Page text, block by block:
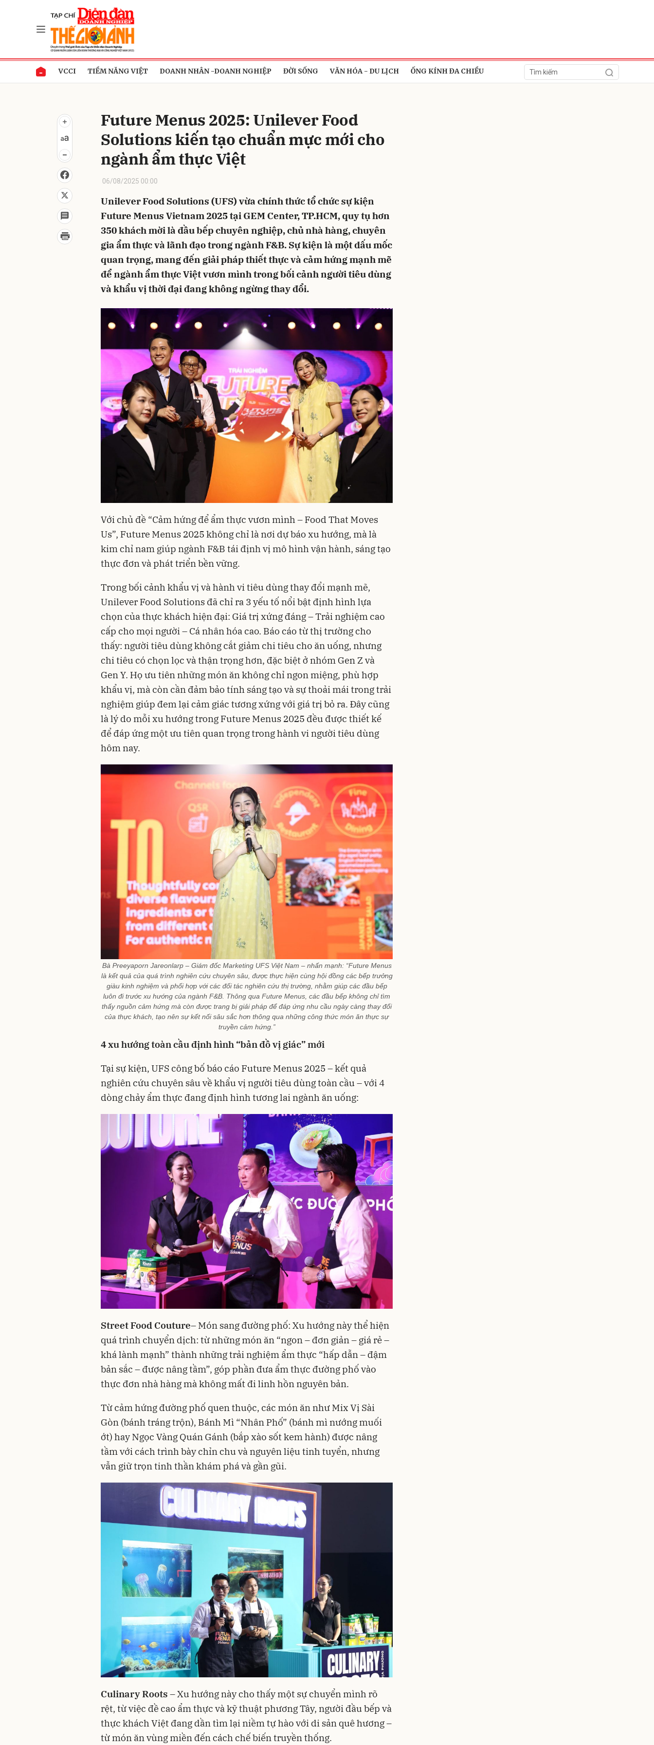
VCCI TIỀM NĂNG VIỆT DOANH NHÂN -DOANH NGHIỆP ĐỜI SỐNG VĂN HÓA - DU LỊCH ỐNG KÍNH ĐA CHIỀU
Future Menus 2025: Unilever Food
Solutions kiến tạo chuẩn mực mới cho
ngành ẩm thực Việt
06/08/2025 00:00
Unilever Food Solutions (UFS) vừa chính thức tổ chức sự kiện
Future Menus Vietnam 2025 tại GEM Center, TP.HCM, quy tụ hơn
350 khách mời là đầu bếp chuyên nghiệp, chủ nhà hàng, chuyên
gia ẩm thực và lãnh đạo trong ngành F&B. Sự kiện là một dấu mốc
quan trọng, mang đến giải pháp thiết thực và cảm hứng mạnh mẽ
để ngành ẩm thực Việt vươn mình trong bối cảnh người tiêu dùng
và khẩu vị thời đại đang không ngừng thay đổi.
Với chủ đề “Cảm hứng để ẩm thực vươn mình – Food That Moves
Us”, Future Menus 2025 không chỉ là nơi dự báo xu hướng, mà là
kim chỉ nam giúp ngành F&B tái định vị mô hình vận hành, sáng tạo
thực đơn và phát triển bền vững.
Trong bối cảnh khẩu vị và hành vi tiêu dùng thay đổi mạnh mẽ,
Unilever Food Solutions đã chỉ ra 3 yếu tố nổi bật định hình lựa
chọn của thực khách hiện đại: Giá trị xứng đáng – Trải nghiệm cao
cấp cho mọi người – Cá nhân hóa cao. Báo cáo từ thị trường cho
thấy: người tiêu dùng không cắt giảm chi tiêu cho ăn uống, nhưng
chi tiêu có chọn lọc và thận trọng hơn, đặc biệt ở nhóm Gen Z và
Gen Y. Họ ưu tiên những món ăn không chỉ ngon miệng, phù hợp
khẩu vị, mà còn cần đảm bảo tính sáng tạo và sự thoải mái trong trải
nghiệm giúp đem lại cảm giác tương xứng với giá trị bỏ ra. Đây cũng
là lý do mỗi xu hướng trong Future Menus 2025 đều được thiết kế
để đáp ứng một ưu tiên quan trọng trong hành vi người tiêu dùng
hôm nay.
Bà Preeyaporn Jareonlarp – Giám đốc Marketing UFS Việt Nam – nhấn mạnh: “Future Menus
là kết quả của quá trình nghiên cứu chuyên sâu, được thực hiện cùng hội đồng các bếp trưởng
giàu kinh nghiệm và phối hợp với các đối tác nghiên cứu thị trường, nhằm giúp các đầu bếp
luôn đi trước xu hướng của ngành F&B. Thông qua Future Menus, các đầu bếp không chỉ tìm
thấy nguồn cảm hứng mà còn được trang bị giải pháp để đáp ứng nhu cầu ngày càng thay đổi
của thực khách, tạo nên sự kết nối sâu sắc hơn thông qua những công thức món ăn thực sự
truyền cảm hứng.”
4 xu hướng toàn cầu định hình “bản đồ vị giác” mới
Tại sự kiện, UFS công bố báo cáo Future Menus 2025 – kết quả
nghiên cứu chuyên sâu về khẩu vị người tiêu dùng toàn cầu – với 4
dòng chảy ẩm thực đang định hình tương lai ngành ăn uống:
Street Food Couture– Món sang đường phố: Xu hướng này thể hiện
quá trình chuyển dịch: từ những món ăn “ngon – đơn giản – giá rẻ –
khá lành mạnh” thành những trải nghiệm ẩm thực “hấp dẫn – đậm
bản sắc – được nâng tầm”, góp phần đưa ẩm thực đường phố vào
thực đơn nhà hàng mà không mất đi linh hồn nguyên bản.
Từ cảm hứng đường phố quen thuộc, các món ăn như Mix Vị Sài
Gòn (bánh tráng trộn), Bánh Mì “Nhân Phố” (bánh mì nướng muối
ớt) hay Ngọc Vàng Quán Gánh (bắp xào sốt kem hành) được nâng
tầm với cách trình bày chỉn chu và nguyên liệu tinh tuyển, nhưng
vẫn giữ trọn tinh thần khám phá và gần gũi.
Culinary Roots – Xu hướng này cho thấy một sự chuyển mình rõ
rệt, từ việc đề cao ẩm thực và kỹ thuật phương Tây, người đầu bếp và
thực khách Việt đang dần tìm lại niềm tự hào với di sản quê hương –
từ món ăn vùng miền đến cách chế biến truyền thống.